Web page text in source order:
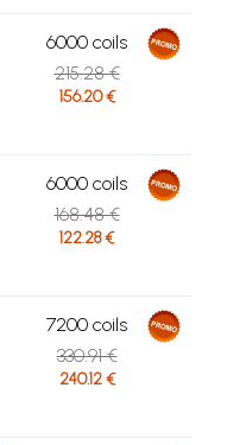
6000 coils
215.28 €
156.20 €
6000 coils
168.48 €
122.28 €
7200 coils
330.91 €
240.12 €